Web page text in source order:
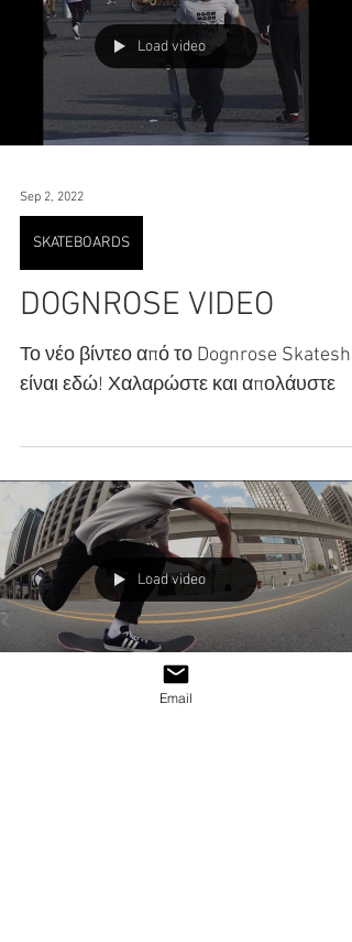
Load video
Sep 2, 2022
SKATEBOARDS
DOGNROSE VIDEO
Το νέο βίντεο από το Dognrose
είναι εδώ! Χαλαρώστε και απολάυστε
Load video
Email